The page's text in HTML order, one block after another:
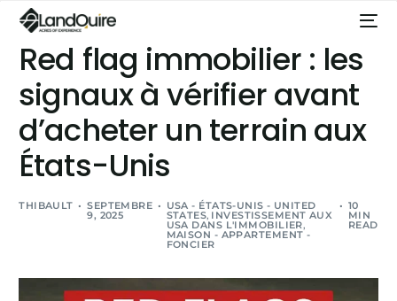
Red flag immobilier : les
signaux à vérifier avant
d’acheter un terrain aux
États-Unis
THIBAULT SEPTEMBRE
9, 2025
USA - ÉTATS-UNIS - UNITED
STATES, INVESTISSEMENT AUX
USA DANS L'IMMOBILIER,
MAISON - APPARTEMENT -
FONCIER
10
MIN
READ